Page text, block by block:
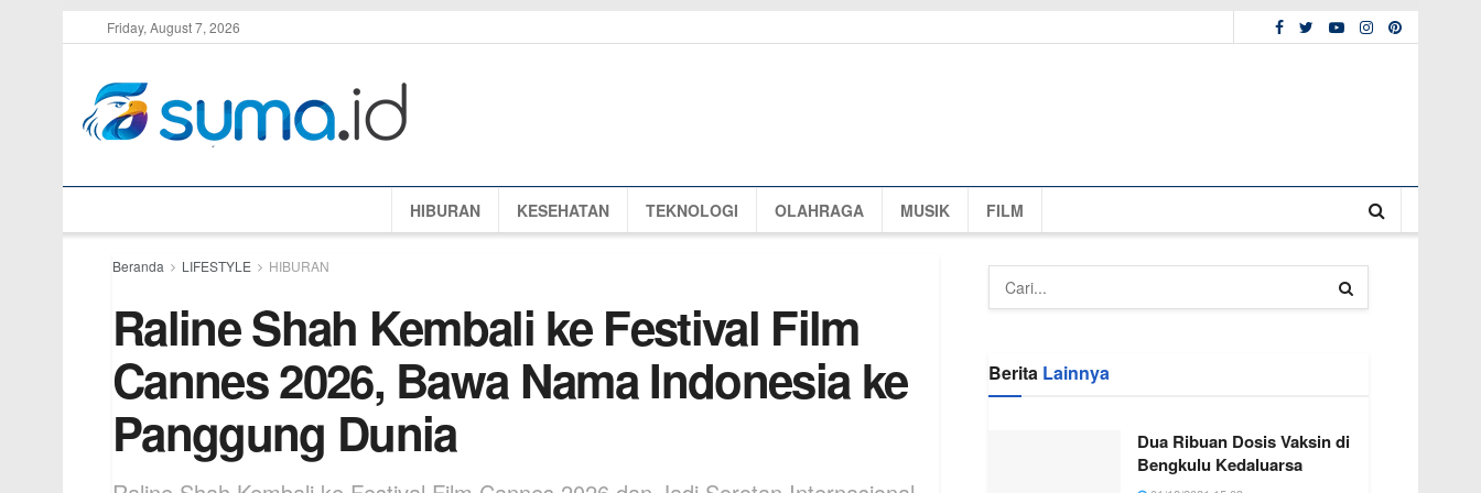
Friday, August 7, 2026
HIBURAN KESEHATAN TEKNOLOGI OLAHRAGA MUSIK FILM
Beranda LIFESTYLE HIBURAN
Raline Shah Kembali ke Festival Film
Cannes 2026, Bawa Nama Indonesia ke
Panggung Dunia
Berita Lainnya
Dua Ribuan Dosis Vaksin di
Bengkulu Kedaluarsa